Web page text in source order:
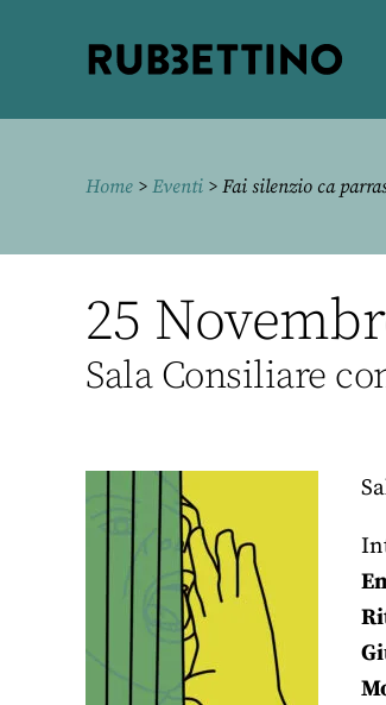
Home > Eventi > Fai silenzio ca
25
Sala Consiliare